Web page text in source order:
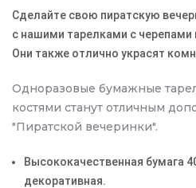
Сделайте свою пиратскую
с нашими тарелками с
Они также отлично украсят
Одноразовые бумажные
костями станут отличным
"Пиратской вечеринки".
Высококачественная бумага
декоративная.